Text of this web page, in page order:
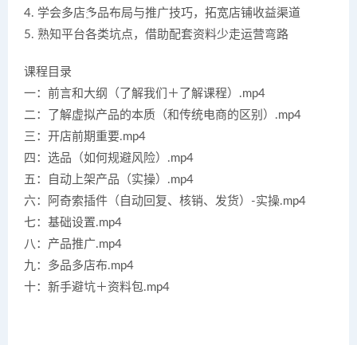
4. 学会多店多品布局与推广技巧，拓宽店铺收益渠道
5. 熟知平台各类坑点，借助配套资料少走运营弯路
课程目录
一：前言和大纲（了解我们＋了解课程）.mp4
二：了解虚拟产品的本质（和传统电商的区别）.mp4
三：开店前期重要.mp4
四：选品（如何规避风险）.mp4
五：自动上架产品（实操）.mp4
六：阿奇索插件（自动回复、核销、发货）-实操.mp4
七：基础设置.mp4
八：产品推广.mp4
九：多品多店布.mp4
十：新手避坑＋资料包.mp4